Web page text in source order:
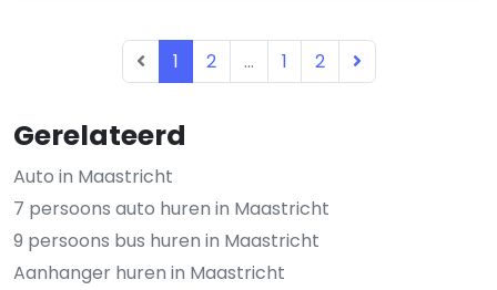
Gerelateerd
Auto in Maastricht
7 persoons auto huren in Maastricht
9 persoons bus huren in Maastricht
Aanhanger huren in Maastricht
1 2 ... 1 2